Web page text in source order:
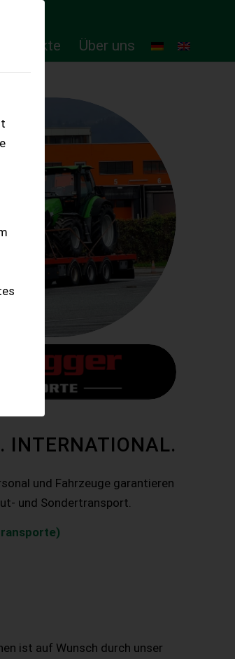
Produkte Über uns
INTERNATIONAL.
und Fahrzeuge garantieren
und Sondertransport.
ist auf Wunsch durch unser